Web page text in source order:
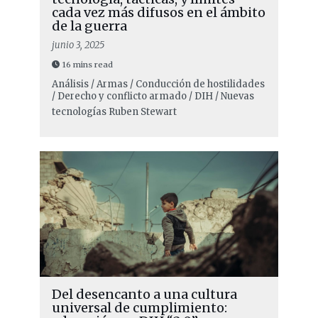
cada vez más difusos en el ámbito
de la guerra
junio 3, 2025
16 mins read
Análisis / Armas / Conducción de hostilidades
/ Derecho y conflicto armado / DIH / Nuevas
tecnologías Ruben Stewart
Del desencanto a una cultura
universal de cumplimiento: